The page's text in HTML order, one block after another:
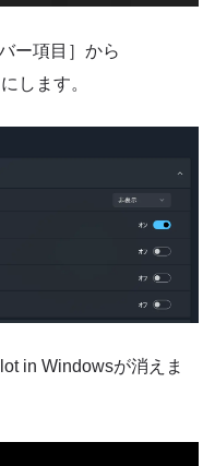
ー項目］から
します。
in Windowsが消えま